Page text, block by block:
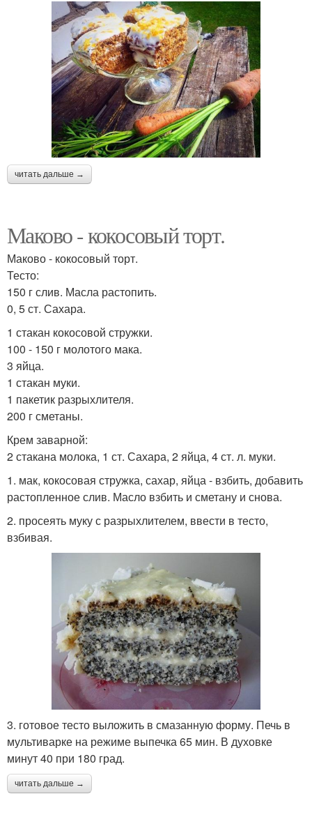
читать дальше →
Маково - кокосовый торт.
Маково - кокосовый торт.
Тесто:
150 г слив. Масла растопить.
0, 5 ст. Сахара.
1 стакан кокосовой стружки.
100 - 150 г молотого мака.
3 яйца.
1 стакан муки.
1 пакетик разрыхлителя.
200 г сметаны.
Крем заварной:
2 стакана молока, 1 ст. Сахара, 2 яйца, 4 ст. л. муки.
1. мак, кокосовая стружка, сахар, яйца - взбить, добавить
растопленное слив. Масло взбить и сметану и снова.
2. просеять муку с разрыхлителем, ввести в тесто,
взбивая.
3. готовое тесто выложить в смазанную форму. Печь в
мультиварке на режиме выпечка 65 мин. В духовке
минут 40 при 180 град.
читать дальше →